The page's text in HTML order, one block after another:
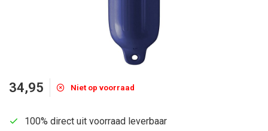
34,95 Niet op voorraad
100% direct uit voorraad leverbaar